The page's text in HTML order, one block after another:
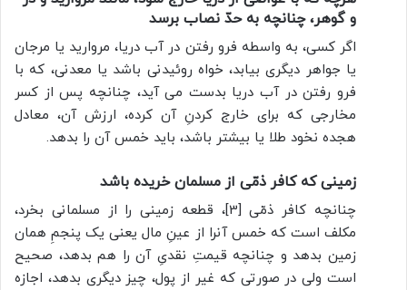
و گوهر، چنانچه به حدّ نصاب برسد
اگر كسی، به واسطه فرو رفتن در آب دریا، مروارید یا مرجان
یا جواهر ديگری بیابد، خواه روئیدنی باشد یا معدنی، كه با
فرو رفتن در آب دریا بدست می آید، چنانچه پس از كسر
مخارجی كه برای خارج کردنِ آن كرده، ارزش آن، معادل
هجده نخود طلا یا بیشتر باشد، باید خمس آن را بدهد.
زمینی كه كافر ذمّی از مسلمان خریده باشد
چنانچه كافر ذمّی [3]، قطعه زمینی را از مسلمانی بخرد،
مکلف است که خمس آنرا از عینِ مال یعنی یک پنجمِ همان
زمین بدهد و چنانچه قیمتِ نقدیِ آن را هم بدهد، صحیح
است ولی در صورتی که غیر از پول، چیز دیگری بدهد، اجازه